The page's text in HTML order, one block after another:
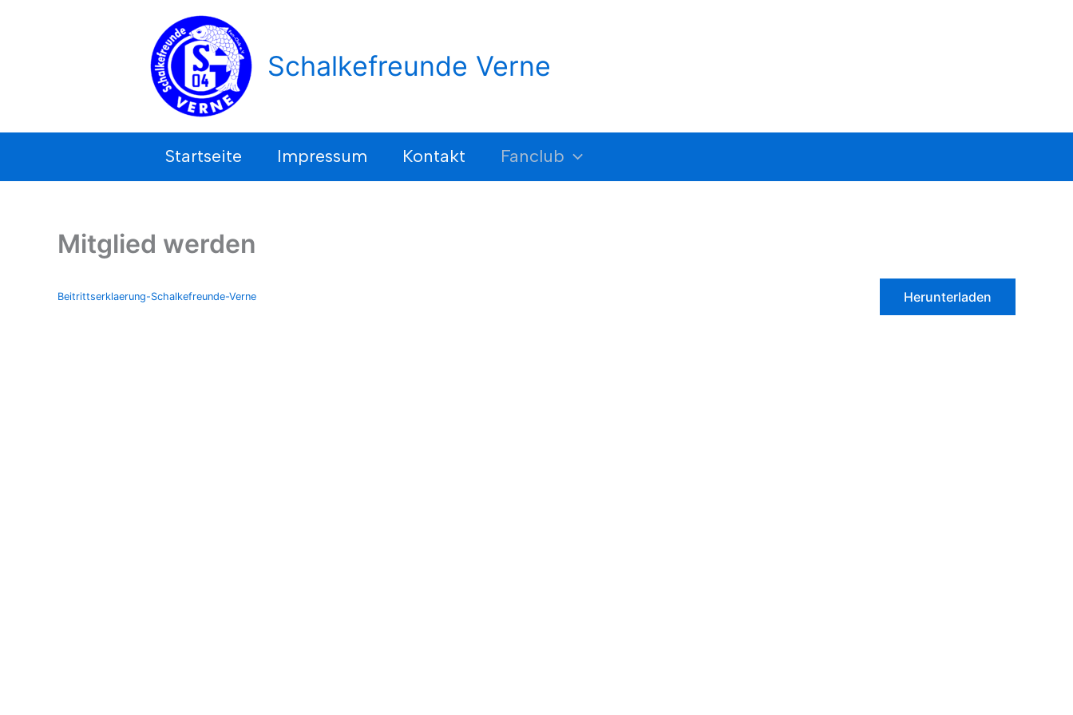
Schalkefreunde Verne
Startseite Impressum Kontakt Fanclub
Mitglied werden
Beitrittserklaerung-Schalkefreunde-Verne Herunterladen